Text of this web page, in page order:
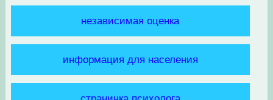
независимая оценка
информация для населения